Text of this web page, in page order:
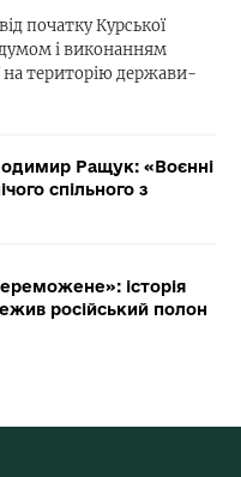
початку Курської
і виконанням
на територію держави-
Ращук: «Воєнні
спільного з
історія
російський полон